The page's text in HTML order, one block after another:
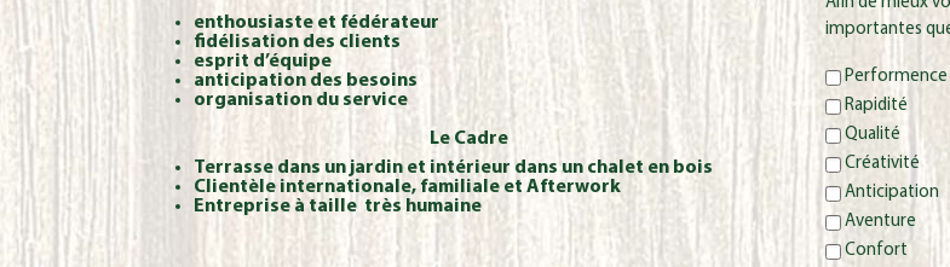
enthousiaste et fédérateur
fidélisation des clients
esprit d’équipe
anticipation des besoins
organisation du service
Le Cadre
Terrasse dans un jardin et intérieur dans un chalet en bois
Clientèle internationale, familiale et Afterwork
Entreprise à taille très humaine
importantes
Performence
Rapidité
Qualité
Créativité
Anticipation
Aventure
Confort